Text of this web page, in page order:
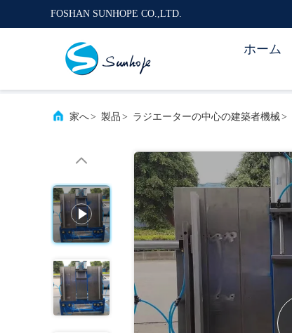
FOSHAN SUNHOPE CO.,LTD.
ホーム
家へ> 製品 > ラジエーターの中心の建築者機械>